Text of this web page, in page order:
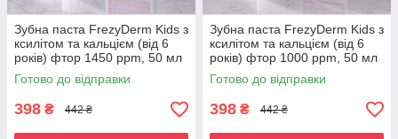
Зубна паста FrezyDerm Kids з
ксилітом та кальцієм (від 6
років) фтор 1450 ppm, 50 мл
Готово до відправки
398 ₴ 442 ₴
Зубна паста FrezyDerm Kids з
ксилітом та кальцієм (від 6
років) фтор 1000 ppm, 50 мл
Готово до відправки
398 ₴ 442 ₴